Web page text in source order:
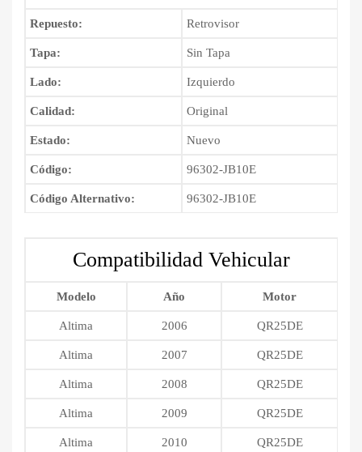
Repuesto: Retrovisor
Tapa: Sin Tapa
Lado: Izquierdo
Calidad: Original
Estado: Nuevo
Código: 96302-JB10E
Código Alternativo: 96302-JB10E
Compatibilidad Vehicular
Modelo Año Motor
Altima 2006 QR25DE
Altima 2007 QR25DE
Altima 2008 QR25DE
Altima 2009 QR25DE
Altima 2010 QR25DE